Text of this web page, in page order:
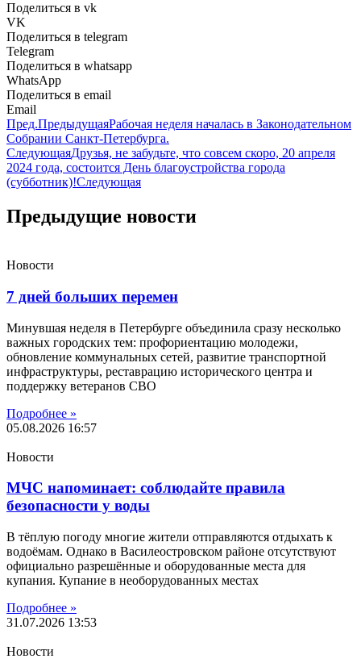
Поделиться в vk
VK
Поделиться в telegram
Telegram
Поделиться в whatsapp
WhatsApp
Поделиться в email
Email
Пред.ПредыдущаяРабочая неделя началась в Законодательном
Собрании Санкт-Петербурга.
СледующаяДрузья, не забудьте, что совсем скоро, 20 апреля
2024 года, состоится День благоустройства города
(субботник)!Следующая
Предыдущие новости
Новости
7 дней больших перемен
Минувшая неделя в Петербурге объединила сразу несколько
важных городских тем: профориентацию молодежи,
обновление коммунальных сетей, развитие транспортной
инфраструктуры, реставрацию исторического центра и
поддержку ветеранов СВО
Подробнее »
05.08.2026 16:57
Новости
МЧС напоминает: соблюдайте правила
безопасности у воды
В тёплую погоду многие жители отправляются отдыхать к
водоёмам. Однако в Василеостровском районе отсутствуют
официально разрешённые и оборудованные места для
купания. Купание в необорудованных местах
Подробнее »
31.07.2026 13:53
Новости